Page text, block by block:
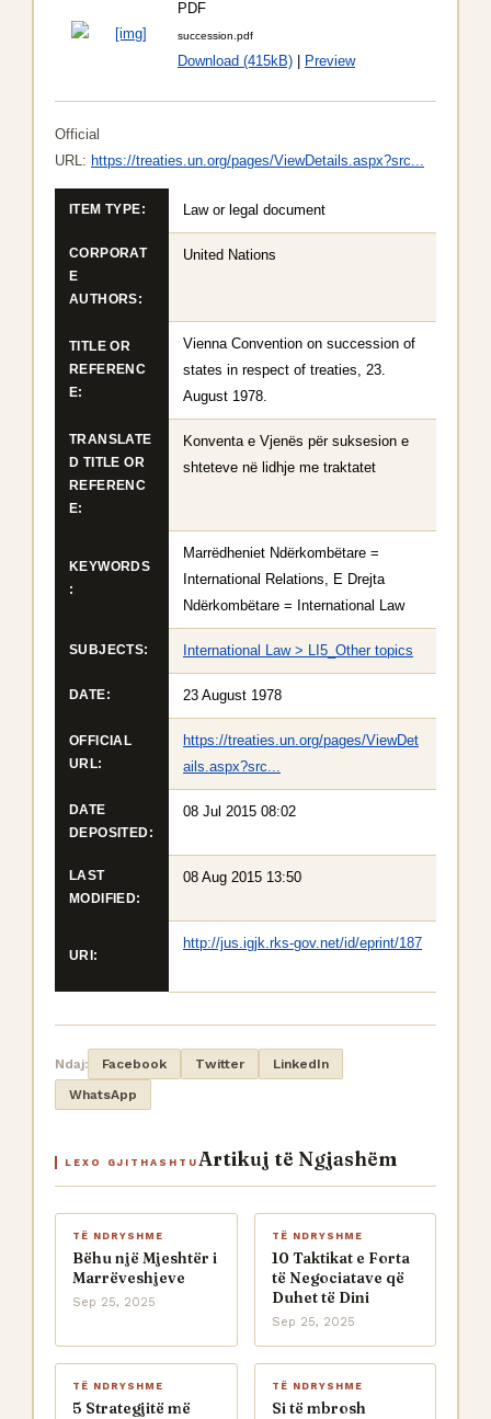
PDF
succession.pdf
Download (415kB) Preview
Official
URL: https://treaties.un.org/pages/ViewDetails.aspx?src...
ITEM TYPE: Law or legal document
CORPORAT
E
AUTHORS:
United Nations
TITLE OR
REFERENC
E:
Vienna Convention on succession of
states in respect of treaties, 23.
August 1978.
TRANSLATE
D TITLE OR
REFERENC
E:
Konventa e Vjenës për suksesion e
shteteve në lidhje me traktatet
KEYWORDS
:
Marrëdheniet Ndërkombëtare =
International Relations, E Drejta
Ndërkombëtare = International Law
SUBJECTS: International Law > LI5_Other topics
DATE: 23 August 1978
OFFICIAL
URL:
https://treaties.un.org/pages/ViewDet
ails.aspx?src...
DATE
DEPOSITED:
08 Jul 2015 08:02
LAST
MODIFIED:
08 Aug 2015 13:50
URI:
http://jus.igjk.rks-gov.net/id/eprint/187
Ndaj: Facebook Twitter
LinkedIn
WhatsApp
LEXO GJITHASHTU Artikuj të Ngjashëm
TË NDRYSHME
Bëhu një Mjeshtër i
Marrëveshjeve
Sep 25, 2025
TË NDRYSHME
10 Taktikat e Forta
të Negociatave që
Duhet të Dini
Sep 25, 2025
TË NDRYSHME
5 Strategjitë më
TË NDRYSHME
Si të mbrosh